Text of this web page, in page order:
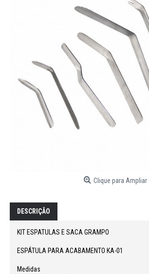
Clique para Ampliar
DESCRIÇÃO
KIT ESPATULAS E SACA GRAMPO
ESPÁTULA PARA ACABAMENTO KA-01
Medidas